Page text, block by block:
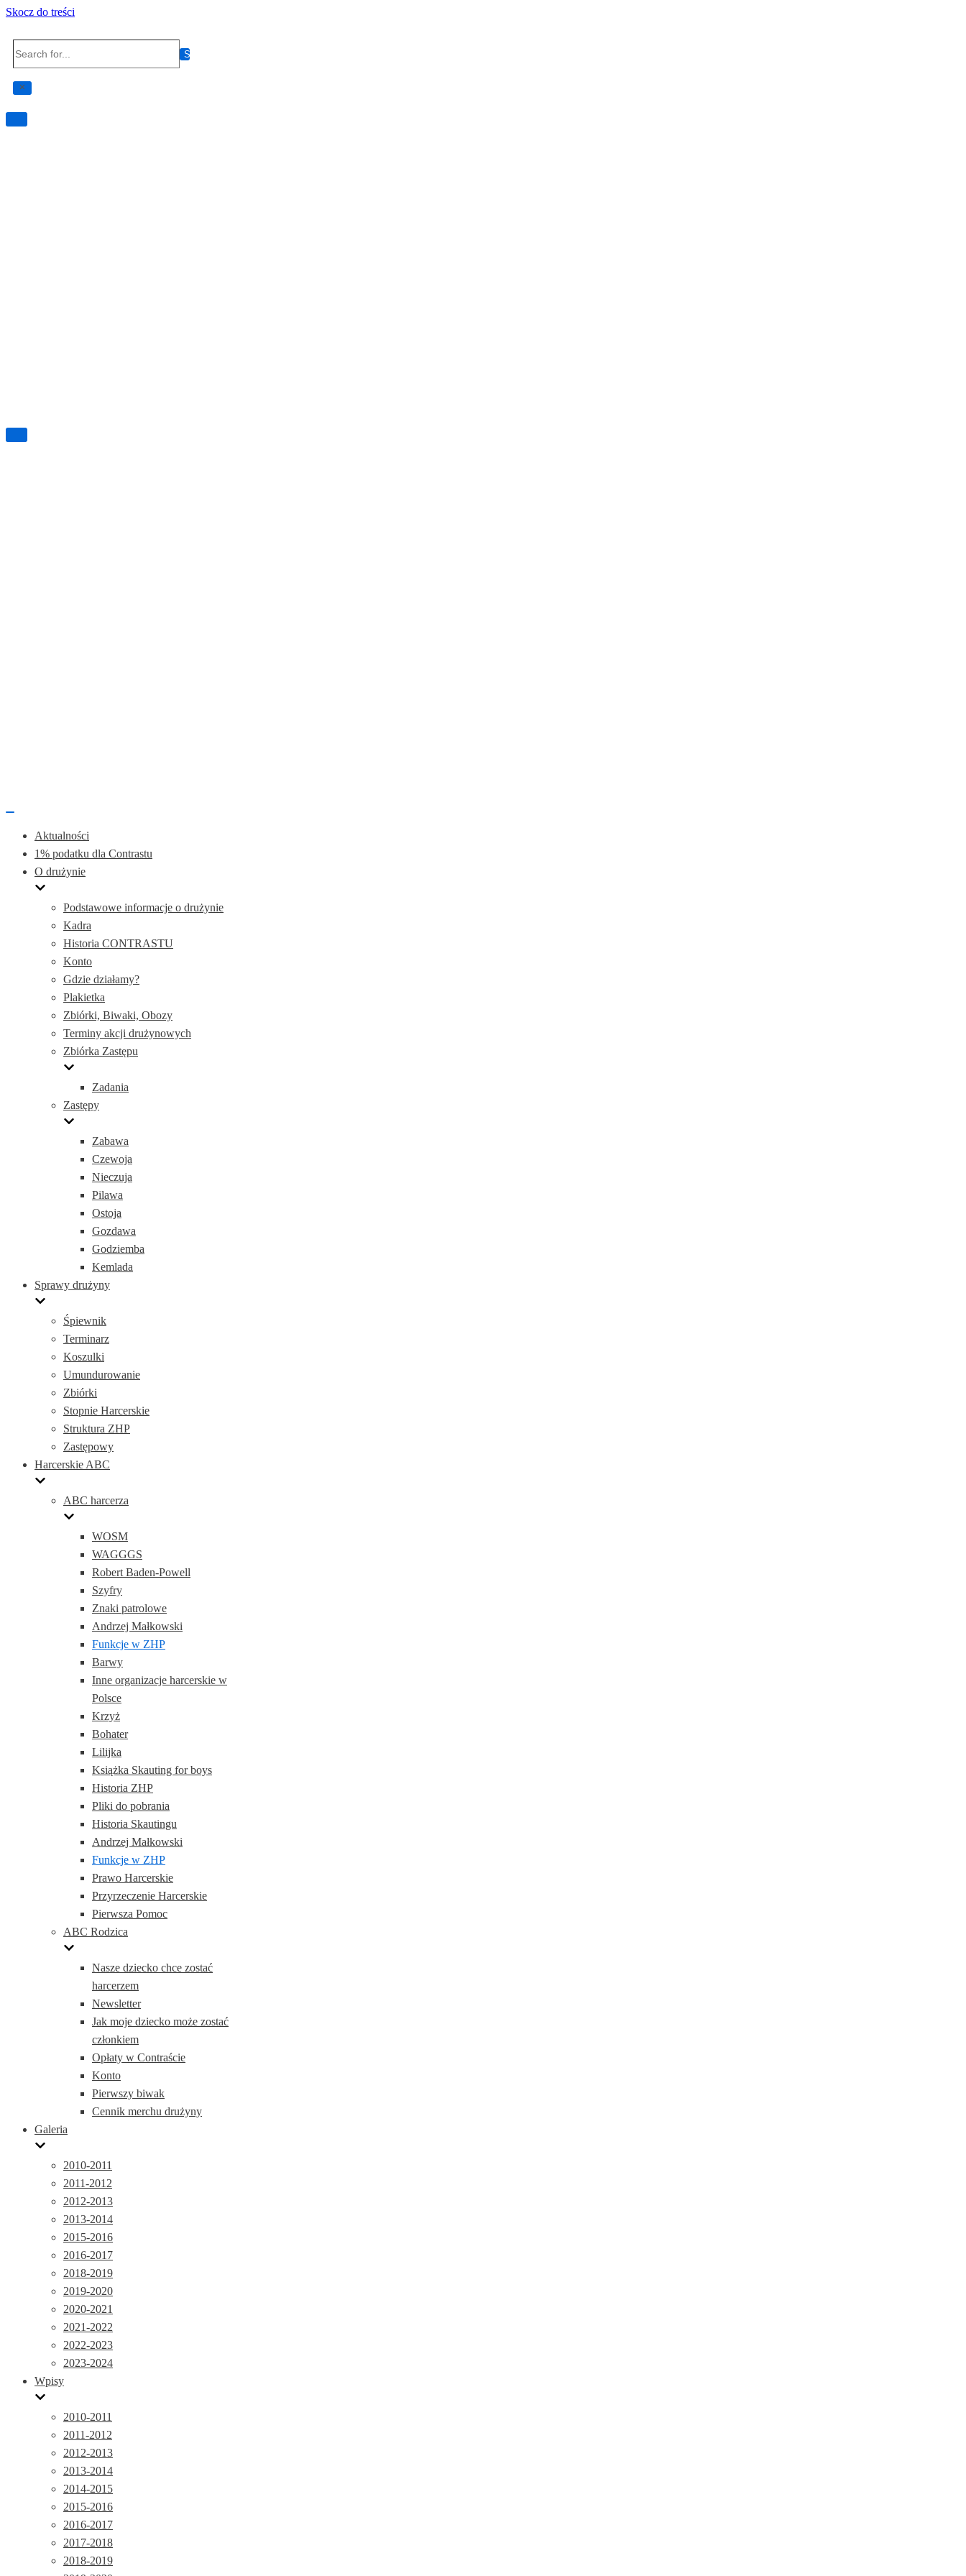
Skocz do treści
for...
Przełącznik
Przełącznik
Aktualności
1% podatku dla Contrastu
O drużynie
Podstawowe informacje o drużynie
Kadra
Historia CONTRASTU
Konto
Gdzie działamy?
Plakietka
Zbiórki, Biwaki, Obozy
Terminy akcji drużynowych
Zbiórka Zastępu
Zadania
Zastępy
Zabawa
Czewoja
Nieczuja
Pilawa
Ostoja
Gozdawa
Godziemba
Kemlada
Sprawy drużyny
Śpiewnik
Terminarz
Koszulki
Umundurowanie
Zbiórki
Stopnie Harcerskie
Struktura ZHP
Zastępowy
Harcerskie ABC
ABC harcerza
WOSM
WAGGGS
Robert Baden-Powell
Szyfry
Znaki patrolowe
Andrzej Małkowski
Funkcje w ZHP
Barwy
Inne organizacje harcerskie w
Polsce
Krzyż
Bohater
Lilijka
Książka Skauting for boys
Historia ZHP
Pliki do pobrania
Historia Skautingu
Andrzej Małkowski
Funkcje w ZHP
Prawo Harcerskie
Przyrzeczenie Harcerskie
Pierwsza Pomoc
ABC Rodzica
Nasze dziecko chce zostać
harcerzem
Newsletter
Jak moje dziecko może zostać
członkiem
Opłaty w Contraście
Konto
Pierwszy biwak
Cennik merchu drużyny
Galeria
2010-2011
2011-2012
2012-2013
2013-2014
2015-2016
2016-2017
2018-2019
2019-2020
2020-2021
2021-2022
2022-2023
2023-2024
Wpisy
2010-2011
2011-2012
2012-2013
2013-2014
2014-2015
2015-2016
2016-2017
2017-2018
2018-2019